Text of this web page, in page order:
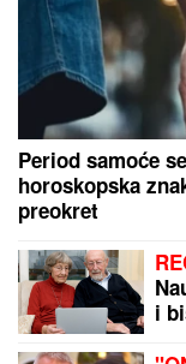
(FOTO) NAKON
NASLEDNICI
ćerke, Vasilija je